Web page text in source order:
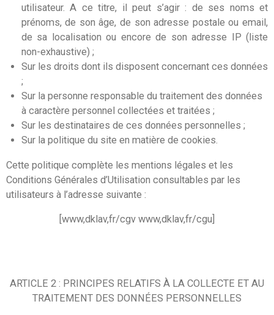
utilisateur. A ce titre, il peut s’agir : de ses noms et
prénoms, de son âge, de son adresse postale ou email,
de sa localisation ou encore de son adresse IP (liste
non-exhaustive) ;
Sur les droits dont ils disposent concernant ces données
;
Sur la personne responsable du traitement des données
à caractère personnel collectées et traitées ;
Sur les destinataires de ces données personnelles ;
Sur la politique du site en matière de cookies.
Cette politique complète les mentions légales et les
Conditions Générales d’Utilisation consultables par les
utilisateurs à l’adresse suivante :
[www,dklav,fr/cgv www,dklav,fr/cgu]
ARTICLE 2 : PRINCIPES RELATIFS À LA COLLECTE ET AU
TRAITEMENT DES DONNÉES PERSONNELLES